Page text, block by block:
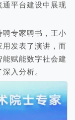
平台建设中展现
专家聘书，王小
发表了演讲，而
赋能数字社会建
入分析。